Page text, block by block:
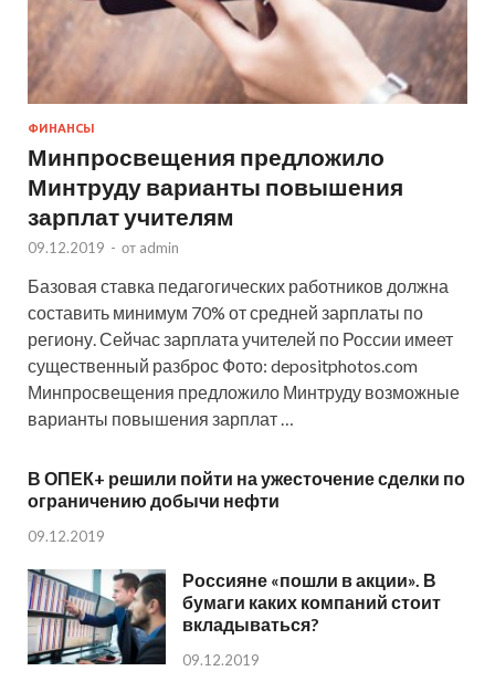
ФИНАНСЫ
Минпросвещения предложило
Минтруду варианты повышения
зарплат учителям
09.12.2019 - от admin
Базовая ставка педагогических работников должна
составить минимум 70% от средней зарплаты по
региону. Сейчас зарплата учителей по России имеет
существенный разброс Фото: depositphotos.com
Минпросвещения предложило Минтруду возможные
варианты повышения зарплат …
В ОПЕК+ решили пойти на ужесточение сделки по
ограничению добычи нефти
09.12.2019
Россияне «пошли в акции». В
бумаги каких компаний стоит
вкладываться?
09.12.2019